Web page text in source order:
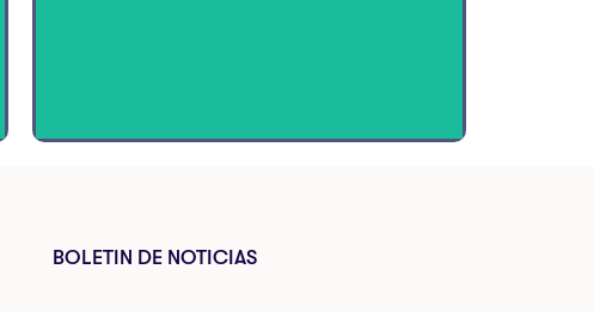
BOLETIN DE NOTICIAS